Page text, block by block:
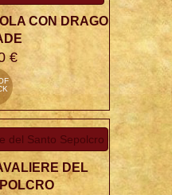
CON DRAGO
€
DEL